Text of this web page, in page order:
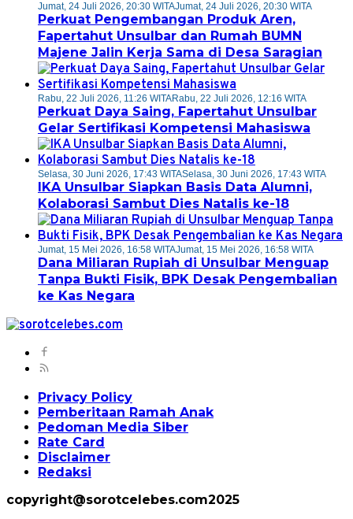
Jumat, 24 Juli 2026, 20:30 WITAJumat, 24 Juli 2026, 20:30 WITA
Perkuat Pengembangan Produk Aren,
Fapertahut Unsulbar dan Rumah BUMN
Majene Jalin Kerja Sama di Desa Saragian
Rabu, 22 Juli 2026, 11:26 WITARabu, 22 Juli 2026, 12:16 WITA
Perkuat Daya Saing, Fapertahut Unsulbar
Gelar Sertifikasi Kompetensi Mahasiswa
Selasa, 30 Juni 2026, 17:43 WITASelasa, 30 Juni 2026, 17:43 WITA
IKA Unsulbar Siapkan Basis Data Alumni,
Kolaborasi Sambut Dies Natalis ke-18
Jumat, 15 Mei 2026, 16:58 WITAJumat, 15 Mei 2026, 16:58 WITA
Dana Miliaran Rupiah di Unsulbar Menguap
Tanpa Bukti Fisik, BPK Desak Pengembalian
ke Kas Negara
Privacy Policy
Pemberitaan Ramah Anak
Pedoman Media Siber
Rate Card
Disclaimer
Redaksi
copyright@sorotcelebes.com2025